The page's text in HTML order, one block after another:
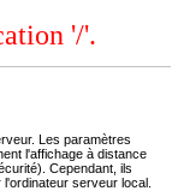
'/'.
Les paramètres
l'affichage à distance
Cependant, ils
serveur local.